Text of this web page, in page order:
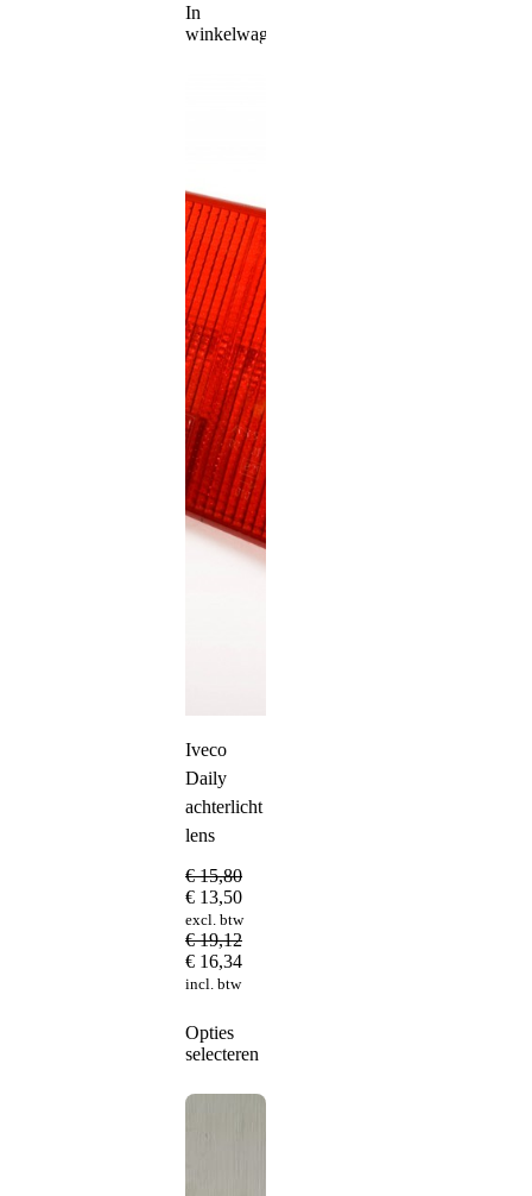
In
winkelwagen
Iveco
Daily
achterlicht
lens
€15,80
€ 13,50
excl. btw
€19,12
€ 16,34
incl. btw
Opties
selecteren
meerdere